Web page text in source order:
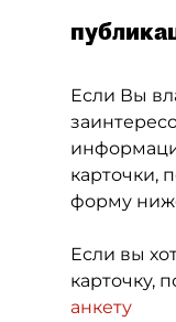
Если Вы
карточки,
форму
Если вы
карточку,
анкету